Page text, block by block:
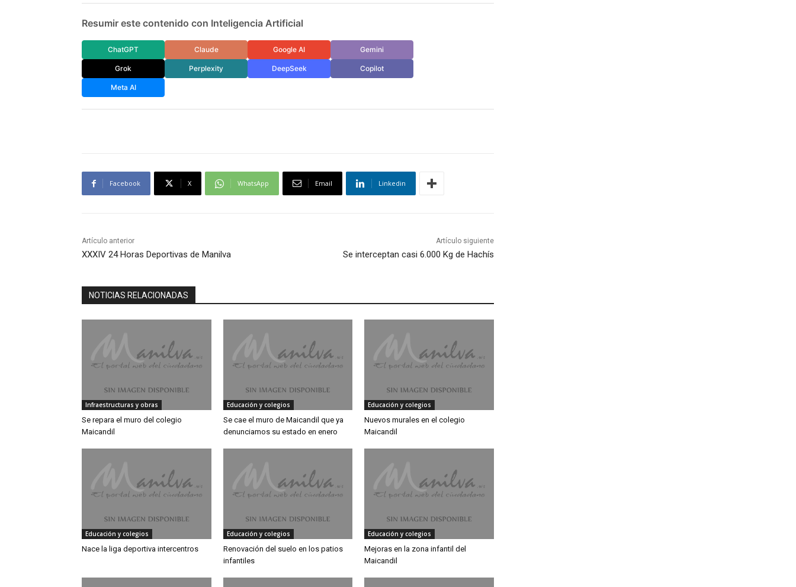
Resumir este contenido con Inteligencia Artificial
ChatGPT Claude Google AI Gemini
Grok Perplexity DeepSeek Copilot
Meta AI
Facebook X WhatsApp Email Linkedin
Artículo anterior
XXXIV 24 Horas Deportivas de Manilva
Artículo siguiente
Se interceptan casi 6.000 Kg de Hachís
NOTICIAS RELACIONADAS
Infraestructuras y obras
Se repara el muro del colegio
Maicandil
Educación y colegios
Se cae el muro de Maicandil que ya
denunciamos su estado en enero
Educación y colegios
Nuevos murales en el colegio
Maicandil
Educación y colegios
Nace la liga deportiva intercentros
Educación y colegios
Renovación del suelo en los patios
infantiles
Educación y colegios
Mejoras en la zona infantil del
Maicandil